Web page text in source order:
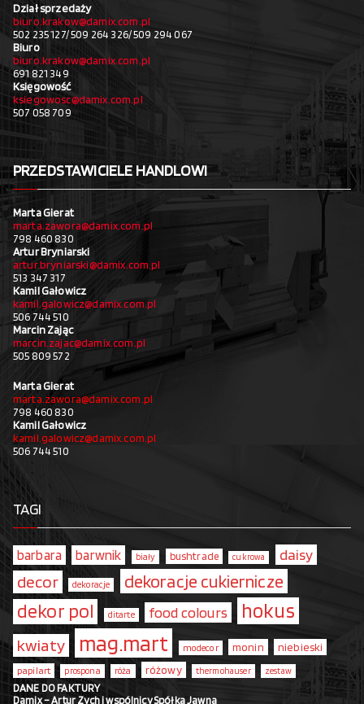
Dział sprzedaży
biuro.krakow@damix.com.pl
502 235 127/ 509 264 326/ 509 294 067
Biuro
biuro.krakow@damix.com.pl
691 821 349
Księgowość
ksiegowosc@damix.com.pl
507 058 709
PRZEDSTAWICIELE HANDLOWI
Marta Gierat
marta.zawora@damix.com.pl
798 460 830
Artur Bryniarski
artur.bryniarski@damix.com.pl
513 347 317
Kamil Gałowicz
kamil.galowicz@damix.com.pl
506 744 510
Marcin Zając
marcin.zajac@damix.com.pl
505 809 572
Marta Gierat
marta.zawora@damix.com.pl
798 460 830
Kamil Gałowicz
kamil.galowicz@damix.com.pl
506 744 510
TAGI
barbara barwnik biały bushtrade cukrowa daisy
decor dekoracje dekoracje cukiernicze
dekor pol ditarte food colours hokus
kwiaty mag.mart modecor monin niebieski
papilart prospona róża różowy thermohauser zestaw
DANE DO FAKTURY
Damix – Artur Zych i wspólnicy Spółka Jawna